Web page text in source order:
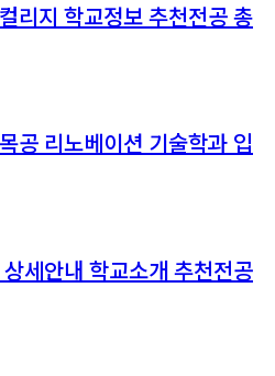
리지 학교정보 추천전공 총
공 리노베이션 기술학과 입
세안내 학교소개 추천전공